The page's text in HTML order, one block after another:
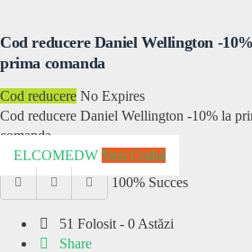
Cod reducere Daniel Wellington -
prima comanda
Cod reducere No Expires
Cod reducere Daniel Wellington -10% la
comanda
ELCOMEDW Vezi Codul
100% Succes
51 Folosit - 0 Astăzi
Share